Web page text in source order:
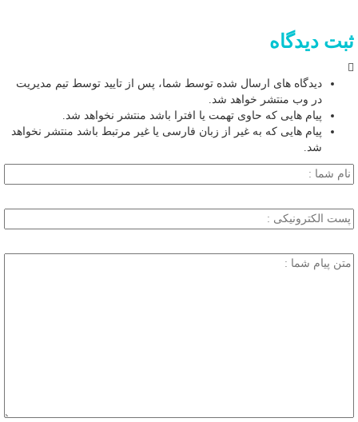
ثبت دیدگاه
دیدگاه های ارسال شده توسط شما، پس از تایید توسط تیم مدیریت
در وب منتشر خواهد شد.
پیام هایی که حاوی تهمت یا افترا باشد منتشر نخواهد شد.
پیام هایی که به غیر از زبان فارسی یا غیر مرتبط باشد منتشر نخواهد
شد.